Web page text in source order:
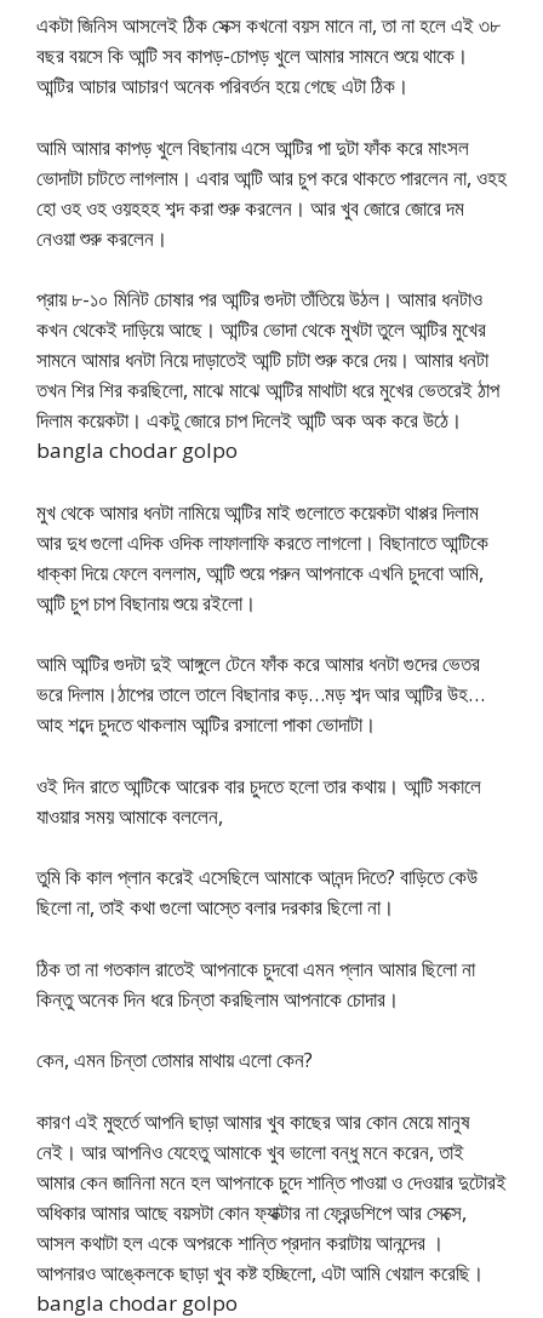
একটা জিনিস আসলেই ঠিক সেক্স কখনো বয়স মানে না, তা না হলে এই ৩৮
বছর বয়সে কি আন্টি সব কাপড়-চোপড় খুলে আমার সামনে শুয়ে থাকে।
আন্টির আচার আচারণ অনেক পরিবর্তন হয়ে গেছে এটা ঠিক।
আমি আমার কাপড় খুলে বিছানায় এসে আন্টির পা দুটা ফাঁক করে মাংসল
ভোদাটা চাটতে লাগলাম। এবার আন্টি আর চুপ করে থাকতে পারলেন না, ওহহ
হো ওহ ওহ ওয়হহহ শব্দ করা শুরু করলেন। আর খুব জোরে জোরে দম
নেওয়া শুরু করলেন।
প্রায় ৮-১০ মিনিট চোষার পর আন্টির গুদটা তাঁতিয়ে উঠল। আমার ধনটাও
কখন থেকেই দাড়িয়ে আছে। আন্টির ভোদা থেকে মুখটা তুলে আন্টির মুখের
সামনে আমার ধনটা নিয়ে দাড়াতেই আন্টি চাটা শুরু করে দেয়। আমার ধনটা
তখন শির শির করছিলো, মাঝে মাঝে আন্টির মাথাটা ধরে মুখের ভেতরেই ঠাপ
দিলাম কয়েকটা। একটু জোরে চাপ দিলেই আন্টি অক অক করে উঠে।
bangla chodar golpo
মুখ থেকে আমার ধনটা নামিয়ে আন্টির মাই গুলোতে কয়েকটা থাপ্পর দিলাম
আর দুধ গুলো এদিক ওদিক লাফালাফি করতে লাগলো। বিছানাতে আন্টিকে
ধাক্কা দিয়ে ফেলে বললাম, আন্টি শুয়ে পরুন আপনাকে এখনি চুদবো আমি,
আন্টি চুপ চাপ বিছানায় শুয়ে রইলো।
আমি আন্টির গুদটা দুই আঙ্গুলে টেনে ফাঁক করে আমার ধনটা গুদের ভেতর
ভরে দিলাম।ঠাপের তালে তালে বিছানার কড়…মড় শব্দ আর আন্টির উহ…
আহ শব্দে চুদতে থাকলাম আন্টির রসালো পাকা ভোদাটা।
ওই দিন রাতে আন্টিকে আরেক বার চুদতে হলো তার কথায়। আন্টি সকালে
যাওয়ার সময় আমাকে বললেন,
তুমি কি কাল প্লান করেই এসেছিলে আমাকে আনন্দ দিতে? বাড়িতে কেউ
ছিলো না, তাই কথা গুলো আস্তে বলার দরকার ছিলো না।
ঠিক তা না গতকাল রাতেই আপনাকে চুদবো এমন প্লান আমার ছিলো না
কিন্তু অনেক দিন ধরে চিন্তা করছিলাম আপনাকে চোদার।
কেন, এমন চিন্তা তোমার মাথায় এলো কেন?
কারণ এই মুহুর্তে আপনি ছাড়া আমার খুব কাছের আর কোন মেয়ে মানুষ
নেই। আর আপনিও যেহেতু আমাকে খুব ভালো বন্ধু মনে করেন, তাই
আমার কেন জানিনা মনে হল আপনাকে চুদে শান্তি পাওয়া ও দেওয়ার দুটোরই
অধিকার আমার আছে বয়সটা কোন ফ্যাক্টার না ফ্রেন্ডশিপে আর সেক্সে,
আসল কথাটা হল একে অপরকে শান্তি প্রদান করাটায় আনন্দের ।
আপনারও আঙ্কেলকে ছাড়া খুব কষ্ট হচ্ছিলো, এটা আমি খেয়াল করেছি।
bangla chodar golpo